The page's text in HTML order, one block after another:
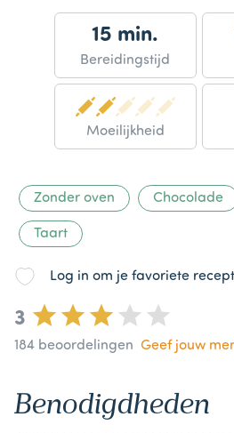
15 min.
Bereidingstijd
Moeilijkheid
Zonder oven Chocolade
Taart
Log in om je favoriete
3
184 beoordelingen Geef jouw
Benodigdheden